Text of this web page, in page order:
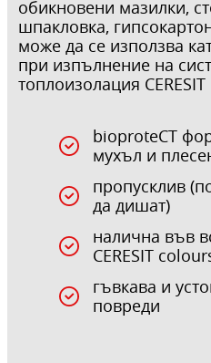
обикновени мазилки,
шпакловка,
може да се използва
при изпълнение на
топлоизолация
bioproteCT
мухъл и
пропусклив
да дишат)
налична във
CERESIT
гъвкава и
повреди